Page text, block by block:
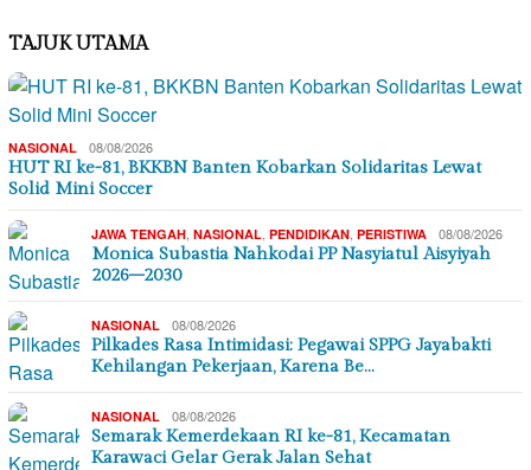
TAJUK UTAMA
NASIONAL 08/08/2026
HUT RI ke-81, BKKBN Banten Kobarkan Solidaritas Lewat
Solid Mini Soccer
JAWA TENGAH, NASIONAL, PENDIDIKAN, PERISTIWA 08/08/2026
Monica Subastia Nahkodai PP Nasyiatul Aisyiyah
2026–2030
NASIONAL 08/08/2026
Pilkades Rasa Intimidasi: Pegawai SPPG Jayabakti
Kehilangan Pekerjaan, Karena Be…
NASIONAL 08/08/2026
Semarak Kemerdekaan RI ke-81, Kecamatan
Karawaci Gelar Gerak Jalan Sehat